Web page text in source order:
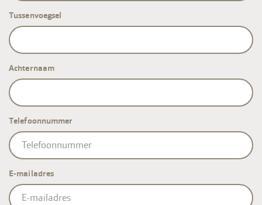
Tussenvoegsel
Achternaam
Telefoonnummer
E-
mailadres
E-mailadres